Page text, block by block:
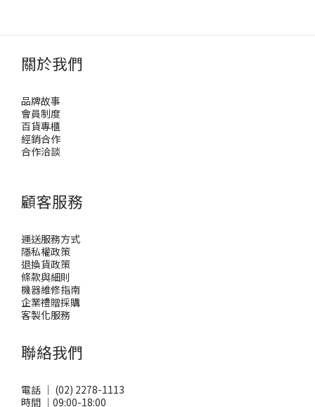
關於我們
品牌故事
會員制度
百貨專櫃
經銷合作
合作洽談
顧客服務
運送服務方式
隱私權政策
退換貨政策
條款與細則
機器維修指南
企業禮贈採購
客製化服務
聯絡我們
電話 ｜ (02) 2278-1113
時間 ｜09:00-18:00